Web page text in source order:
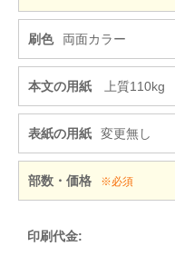
刷色 両面カラー
本文の用紙 上質110kg
表紙の用紙 変更無し
部数・価格 ※必須
印刷代金: